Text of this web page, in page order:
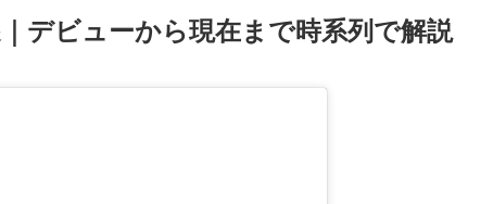
デビューから現在まで時系列で解説